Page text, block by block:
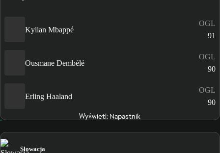
Kylian Mbappé
OGL
91
Ousmane Dembélé
OGL
90
Erling Haaland
OGL
90
Wyświetl: Napastnik
Słowacja